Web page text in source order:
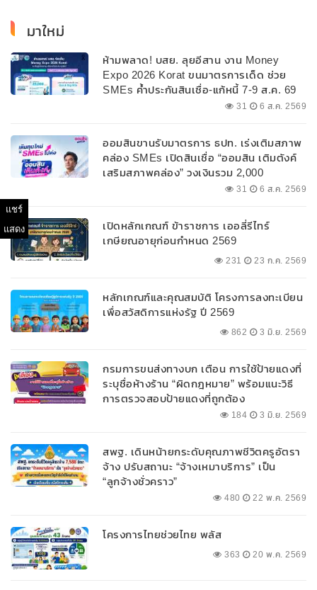
แชร์
แสดง
มาใหม่
ห้ามพลาด! บสย. ลุยอีสาน งาน Money
Expo 2026 Korat ขนมาตรการเด็ด ช่วย
SMEs ค้ำประกันสินเชื่อ-แก้หนี้ 7-9 ส.ค. 69
31 6 ส.ค. 2569
ออมสินขานรับมาตรการ ธปท. เร่งเติมสภาพ
คล่อง SMEs เปิดสินเชื่อ “ออมสิน เติมตังค์
เสริมสภาพคล่อง” วงเงินรวม 2,000
ลบ.สนับสนุนเงินทุนหมุนเวียนวงเงินกู้สูงสุด
31 6 ส.ค. 2569
เปิดหลักเกณฑ์ ข้าราชการ เออลี่รีไทร์
เกษียณอายุก่อนกำหนด 2569
231 23 ก.ค. 2569
หลักเกณฑ์และคุณสมบัติ โครงการลงทะเบียน
เพื่อสวัสดิการแห่งรัฐ ปี 2569
862 3 มิ.ย. 2569
กรมการขนส่งทางบก เตือน การใช้ป้ายแดงที่
ระบุชื่อห้างร้าน “ผิดกฎหมาย” พร้อมแนะวิธี
การตรวจสอบป้ายแดงที่ถูกต้อง
184 3 มิ.ย. 2569
สพฐ. เดินหน้ายกระดับคุณภาพชีวิตครูอัตรา
จ้าง ปรับสถานะ “จ้างเหมาบริการ” เป็น
“ลูกจ้างชั่วคราว”
480 22 พ.ค. 2569
โครงการไทยช่วยไทย พลัส
363 20 พ.ค. 2569